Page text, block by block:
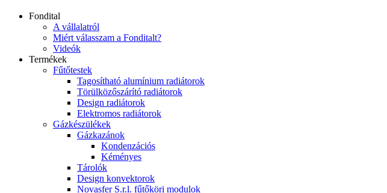
Fondital
A vállalatról
Miért válasszam a Fonditalt?
Videók
Termékek
Fűtőtestek
Tagosítható alumínium radiátorok
Törülközőszárító radiátorok
Design radiátorok
Elektromos radiátorok
Gázkészülékek
Gázkazánok
Kondenzációs
Kéményes
Tárolók
Design konvektorok
Novasfer S.r.l. fűtőköri modulok